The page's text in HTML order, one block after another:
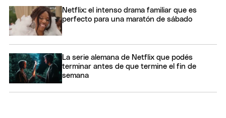
Netflix: el intenso drama familiar que es
perfecto para una maratón de sábado
La serie alemana de Netflix que podés
terminar antes de que termine el fin de
semana